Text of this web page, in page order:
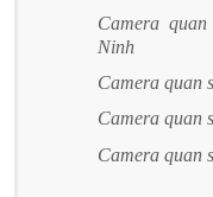
Camera
Ninh
Camera quan
Camera quan
Camera quan